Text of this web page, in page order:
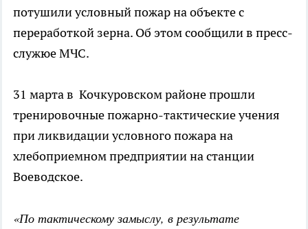
потушили условный пожар на объекте с
переработкой зерна. Об этом сообщили в пресс-
служюе МЧС.
31 марта в Кочкуровском районе прошли
тренировочные пожарно-тактические учения
при ликвидации условного пожара на
хлебоприемном предприятии на станции
Воеводское.
«По тактическому замыслу, в результате